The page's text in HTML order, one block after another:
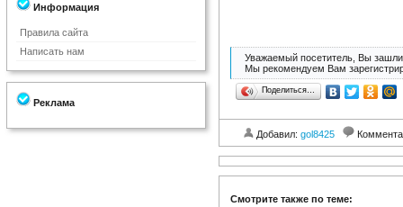
Информация
Правила сайта
Написать нам
Реклама
Уважаемый посетитель, Вы зашли
Мы рекомендуем Вам
Поделиться…
Добавил: gol8425
Смотрите также по теме: